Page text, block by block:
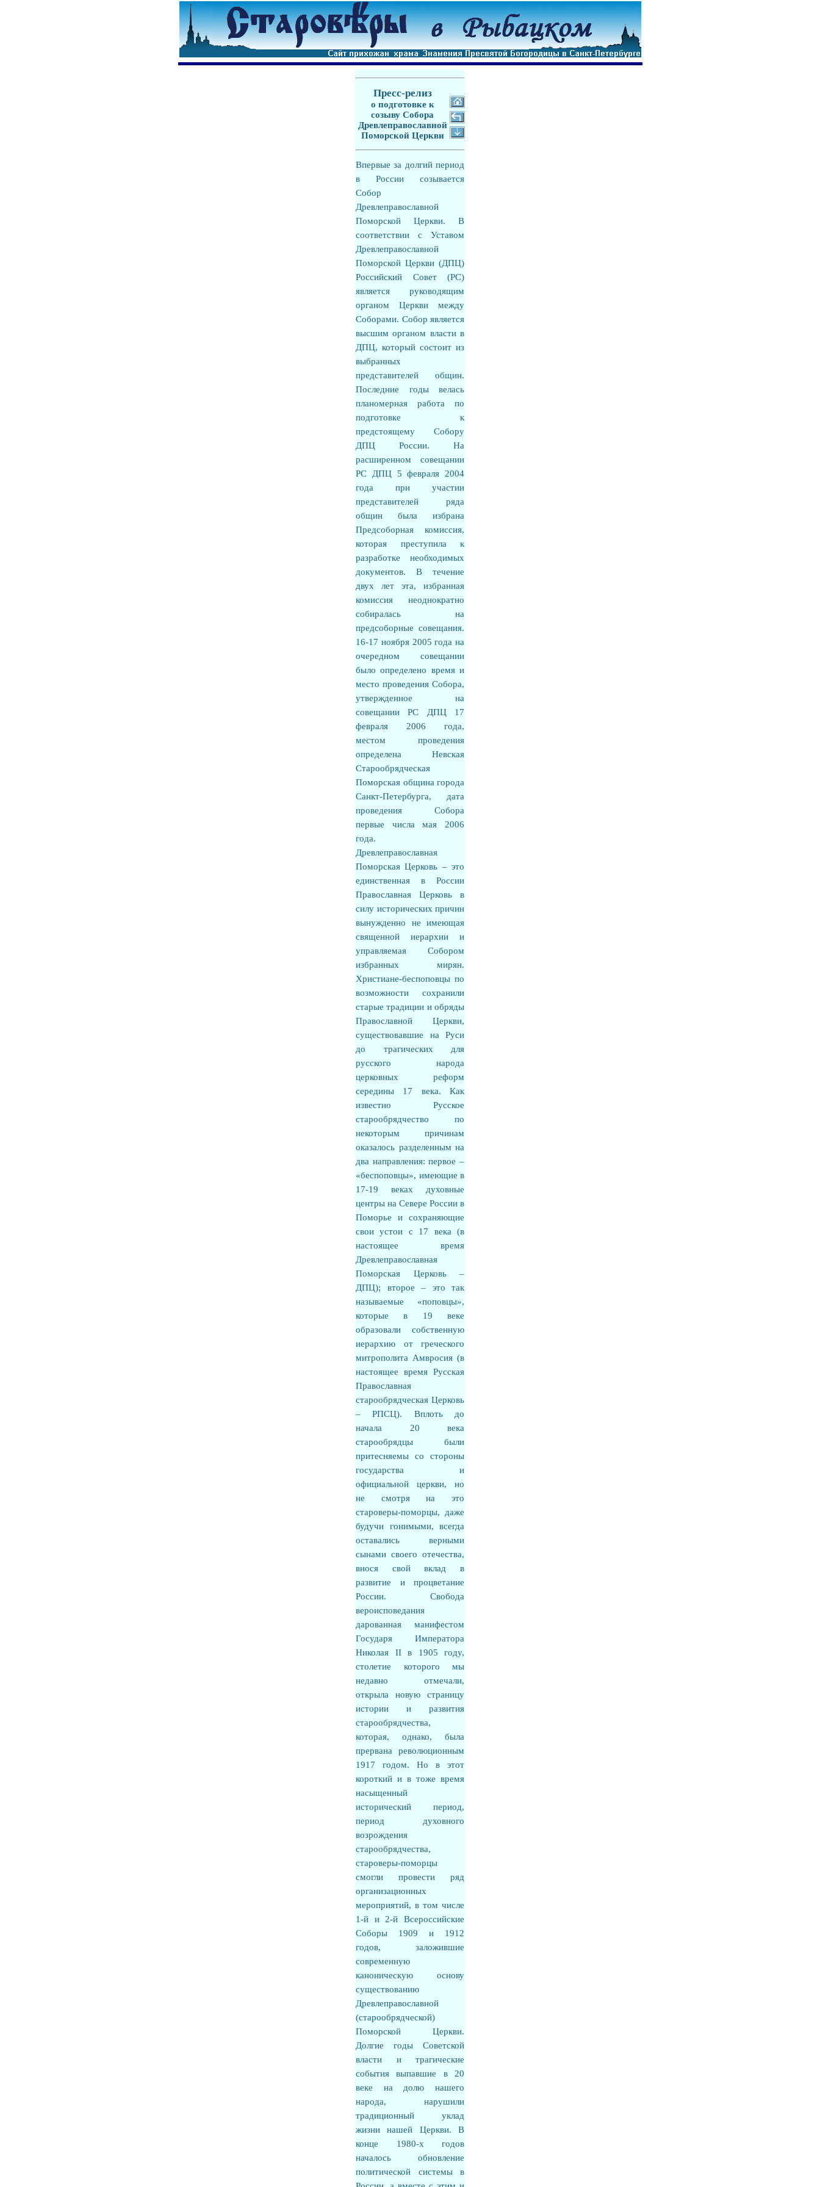
Пресс-релиз
о подготовке к
созыву Собора
Древлеправославной
Поморской Церкви
Впервые за долгий период
в России созывается
Собор
Древлеправославной
Поморской Церкви. В
соответствии с Уставом
Древлеправославной
Поморской Церкви (ДПЦ)
Российский Совет (РС)
является руководящим
органом Церкви между
Соборами. Собор является
высшим органом власти в
ДПЦ, который состоит из
выбранных
представителей общин.
Последние годы велась
планомерная работа по
подготовке к
предстоящему Собору
ДПЦ России. На
расширенном совещании
РС ДПЦ 5 февраля 2004
года при участии
представителей ряда
общин была избрана
Предсоборная комиссия,
которая преступила к
разработке необходимых
документов. В течение
двух лет эта, избранная
комиссия неоднократно
собиралась на
предсоборные совещания.
16-17 ноября 2005 года на
очередном совещании
было определено время и
место проведения Собора,
утвержденное на
совещании РС ДПЦ 17
февраля 2006 года,
местом проведения
определена Невская
Старообрядческая
Поморская община города
Санкт-Петербурга, дата
проведения Собора
первые числа мая 2006
года.
Древлеправославная
Поморская Церковь – это
единственная в России
Православная Церковь в
силу исторических причин
вынужденно не имеющая
священной иерархии и
управляемая Собором
избранных мирян.
Христиане-беспоповцы по
возможности сохранили
старые традиции и обряды
Православной Церкви,
существовавшие на Руси
до трагических для
русского народа
церковных реформ
середины 17 века. Как
известно Русское
старообрядчество по
некоторым причинам
оказалось разделенным на
два направления: первое –
«беспоповцы», имеющие в
17-19 веках духовные
центры на Севере России в
Поморье и сохраняющие
свои устои с 17 века (в
настоящее время
Древлеправославная
Поморская Церковь –
ДПЦ); второе – это так
называемые «поповцы»,
которые в 19 веке
образовали собственную
иерархию от греческого
митрополита Амвросия (в
настоящее время Русская
Православная
старообрядческая Церковь
– РПСЦ). Вплоть до
начала 20 века
старообрядцы были
притесняемы со стороны
государства и
официальной церкви, но
не смотря на это
староверы-поморцы, даже
будучи гонимыми, всегда
оставались верными
сынами своего отечества,
внося свой вклад в
развитие и процветание
России. Свобода
вероисповедания
дарованная манифестом
Государя Императора
Николая II в 1905 году,
столетие которого мы
недавно отмечали,
открыла новую страницу
истории и развития
старообрядчества,
которая, однако, была
прервана революционным
1917 годом. Но в этот
короткий и в тоже время
насыщенный
исторический период,
период духовного
возрождения
старообрядчества,
староверы-поморцы
смогли провести ряд
организационных
мероприятий, в том числе
1-й и 2-й Всероссийские
Соборы 1909 и 1912
годов, заложившие
современную
каноническую основу
существованию
Древлеправославной
(старообрядческой)
Поморской Церкви.
Долгие годы Советской
власти и трагические
события выпавшие в 20
веке на долю нашего
народа, нарушили
традиционный уклад
жизни нашей Церкви. В
конце 1980-х годов
началось обновление
политической системы в